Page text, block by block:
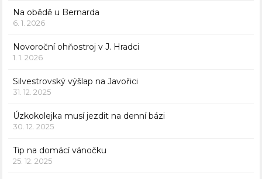
Na obědě u Bernarda
6. 1. 2026
Novoroční ohňostroj v J. Hradci
1. 1. 2026
Silvestrovský výšlap na Javořici
31. 12. 2025
Úzkokolejka musí jezdit na denní bázi
30. 12. 2025
Tip na domácí vánočku
25. 12. 2025